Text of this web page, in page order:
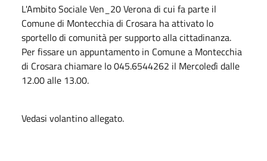
L'Ambito Sociale Ven_20 Verona di cui fa parte il
Comune di Montecchia di Crosara ha attivato lo
sportello di comunità per supporto alla cittadinanza.
Per fissare un appuntamento in Comune a Montecchia
di Crosara chiamare lo 045.6544262 il Mercoledì dalle
12.00 alle 13.00.
Vedasi volantino allegato.